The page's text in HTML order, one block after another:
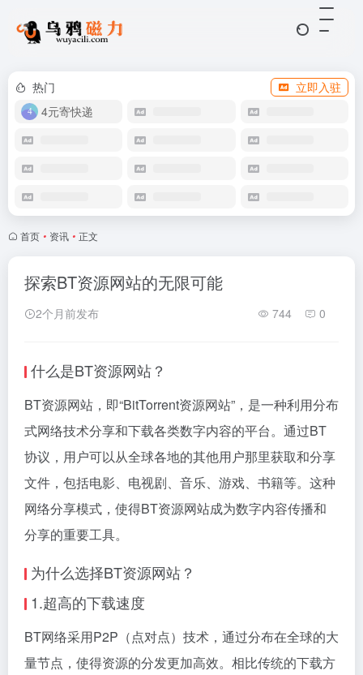
热门
立即入驻
4元寄快递
首页 • 资讯 • 正文
探索BT资源网站的无限可能
2个月前发布 744 0
什么是BT资源网站？
BT资源网站，即“BitTorrent资源网站”，是一种利用分布
式网络技术分享和下载各类数字内容的平台。通过BT
协议，用户可以从全球各地的其他用户那里获取和分享
文件，包括电影、电视剧、音乐、游戏、书籍等。这种
网络分享模式，使得BT资源网站成为数字内容传播和
分享的重要工具。
为什么选择BT资源网站？
1.超高的下载速度
BT网络采用P2P（点对点）技术，通过分布在全球的大
量节点，使得资源的分发更加高效。相比传统的下载方